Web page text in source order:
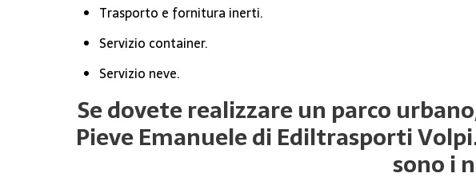
Trasporto e fornitura inerti.
Servizio container.
Servizio neve.
Se dovete realizzare un parco
Pieve Emanuele di Ediltrasporti
sono i